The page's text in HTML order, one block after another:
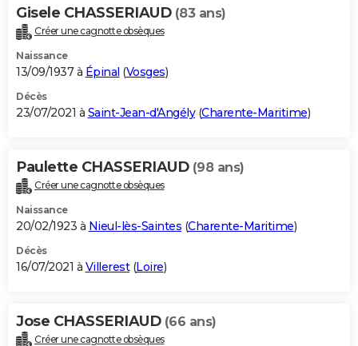
Gisele CHASSERIAUD (83 ans)
Créer une cagnotte obsèques
Naissance
13/09/1937 à Épinal (Vosges)
Décès
23/07/2021 à Saint-Jean-d'Angély(Charente-Maritime)
Paulette CHASSERIAUD (98 ans)
Créer une cagnotte obsèques
Naissance
20/02/1923 à Nieul-lès-Saintes (Charente-Maritime)
Décès
16/07/2021 à Villerest(Loire)
Jose CHASSERIAUD (66 ans)
Créer une cagnotte obsèques